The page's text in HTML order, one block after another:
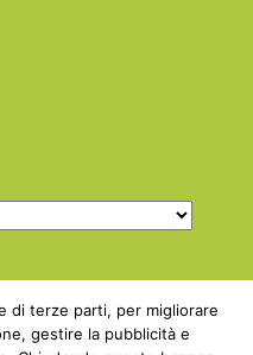
di terze parti, per migliorare
gestire la pubblicità e